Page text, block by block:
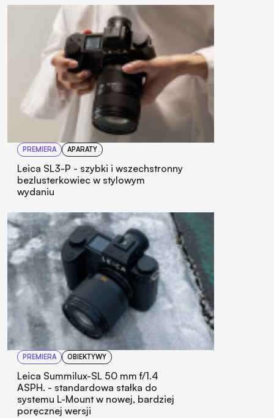
PREMIERA APARATY
Leica SL3-P - szybki i wszechstronny
bezlusterkowiec w stylowym
wydaniu
PREMIERA OBIEKTYWY
Leica Summilux-SL 50 mm f/1.4
ASPH. - standardowa stałka do
systemu L-Mount w nowej, bardziej
poręcznej wersji